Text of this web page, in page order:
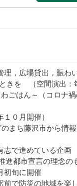
，広場貸出，賑わ
きを （空間演出：
ごはん～（コロナ
０月開催）
まち藤沢市から情
志で進めている企画
都市宣言の理念の
初旬に開催
で防災の地域を楽